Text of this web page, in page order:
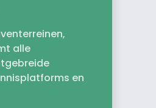
alle
en